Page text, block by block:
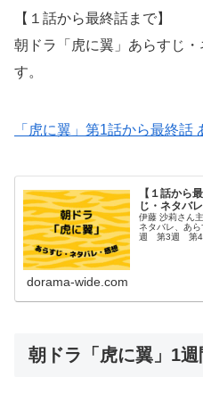
【１話から最終話まで】
朝ドラ「虎に翼」あらすじ
す。
「虎に翼」第1話から最終話
【１話から
じ・ネタバ
伊藤 沙莉さん
ネタバレ、あ
週 第3週 第
dorama-wide.com
朝ドラ「虎に翼」1